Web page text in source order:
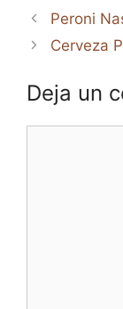
Peroni
Cerveza
Deja un